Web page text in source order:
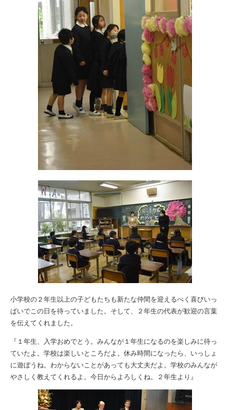
小学校の２年生以上の子どもたちも新たな仲間を迎えるべく喜びいっ
ぱいでこの日を待っていました。そして、２年生の代表が歓迎の言葉
を伝えてくれました。
『１年生、入学おめでとう。みんなが１年生になるのを楽しみに待っ
ていたよ。学校は楽しいところだよ。休み時間になったら、いっしょ
に遊ぼうね。わからないことがあっても大丈夫だよ。学校のみんなが
やさしく教えてくれるよ。今日からよろしくね。２年生より』